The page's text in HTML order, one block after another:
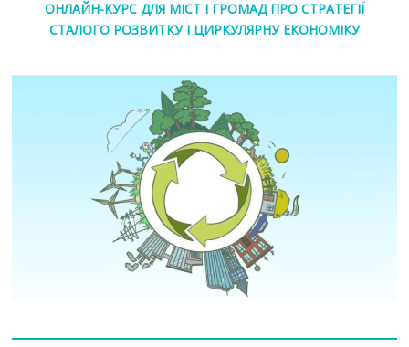
ОНЛАЙН-КУРС ДЛЯ МІСТ І ГРОМАД ПРО СТРАТЕГІЇ
СТАЛОГО РОЗВИТКУ І ЦИРКУЛЯРНУ ЕКОНОМІКУ